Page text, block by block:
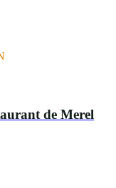
de Merel